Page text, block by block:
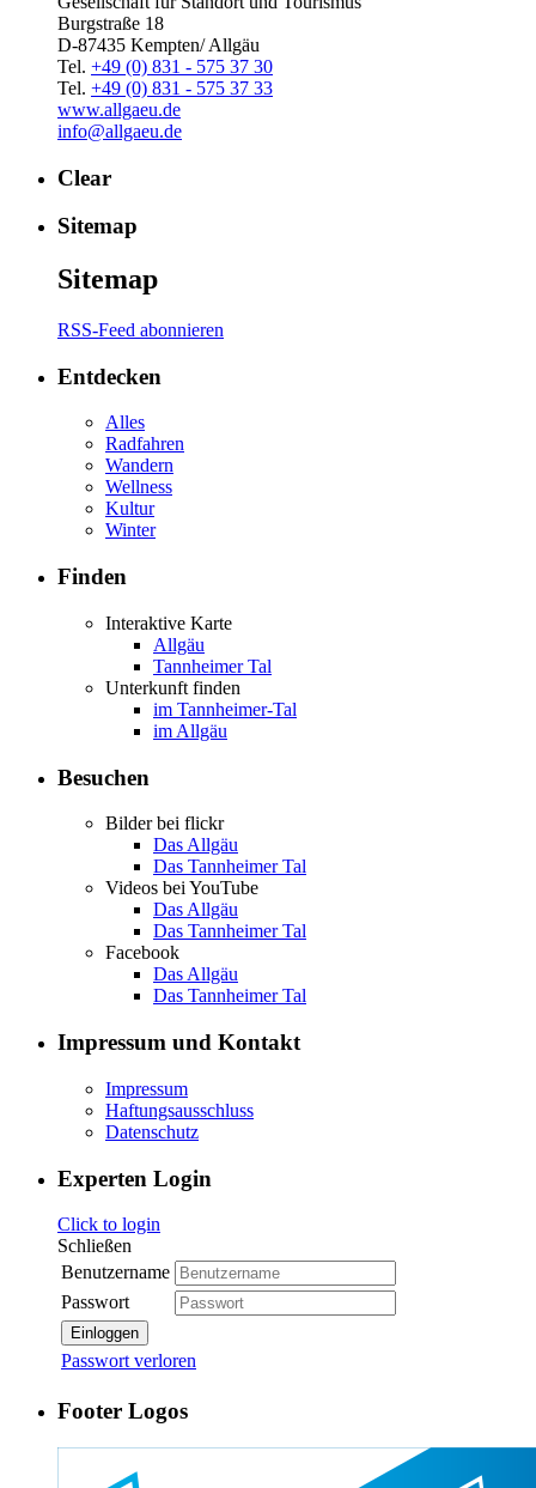
Burgstraße 18
D-87435 Kempten/ Allgäu
Tel. +49 (0) 831 - 575 37 30
Tel. +49 (0) 831 - 575 37 33
www.allgaeu.de
info@allgaeu.de
Clear
Sitemap
Sitemap
RSS-Feed abonnieren
Entdecken
Alles
Radfahren
Wandern
Wellness
Kultur
Winter
Finden
Interaktive Karte
Allgäu
Tannheimer Tal
Unterkunft finden
im Tannheimer-Tal
im Allgäu
Besuchen
Bilder bei flickr
Das Allgäu
Das Tannheimer Tal
Videos bei YouTube
Das Allgäu
Das Tannheimer Tal
Facebook
Das Allgäu
Das Tannheimer Tal
Impressum und Kontakt
Impressum
Haftungsausschluss
Datenschutz
Experten Login
Click to login
Schließen
Benutzername
Passwort
Einloggen
Passwort verloren
Footer Logos